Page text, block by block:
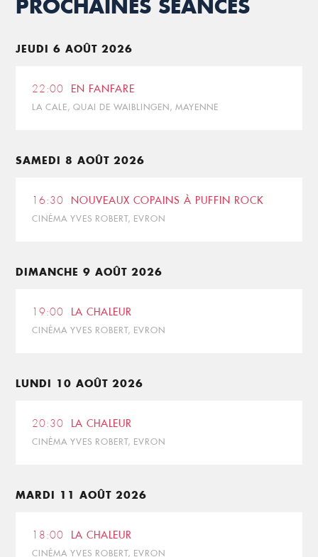
PROCHAINES SÉANCES
JEUDI 6 AOÛT 2026
22:00 EN FANFARE
LA CALE, QUAI DE WAIBLINGEN, MAYENNE
SAMEDI 8 AOÛT 2026
16:30 NOUVEAUX COPAINS À PUFFIN ROCK
CINÉMA YVES ROBERT, EVRON
DIMANCHE 9 AOÛT 2026
19:00 LA CHALEUR
CINÉMA YVES ROBERT, EVRON
LUNDI 10 AOÛT 2026
20:30 LA CHALEUR
CINÉMA YVES ROBERT, EVRON
MARDI 11 AOÛT 2026
18:00 LA CHALEUR
CINÉMA YVES ROBERT, EVRON